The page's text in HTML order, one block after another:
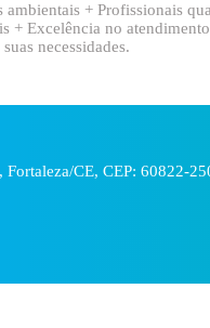
ambientais + Profissionais
+ Excelência no
necessidades.
CE, CEP: 60822-